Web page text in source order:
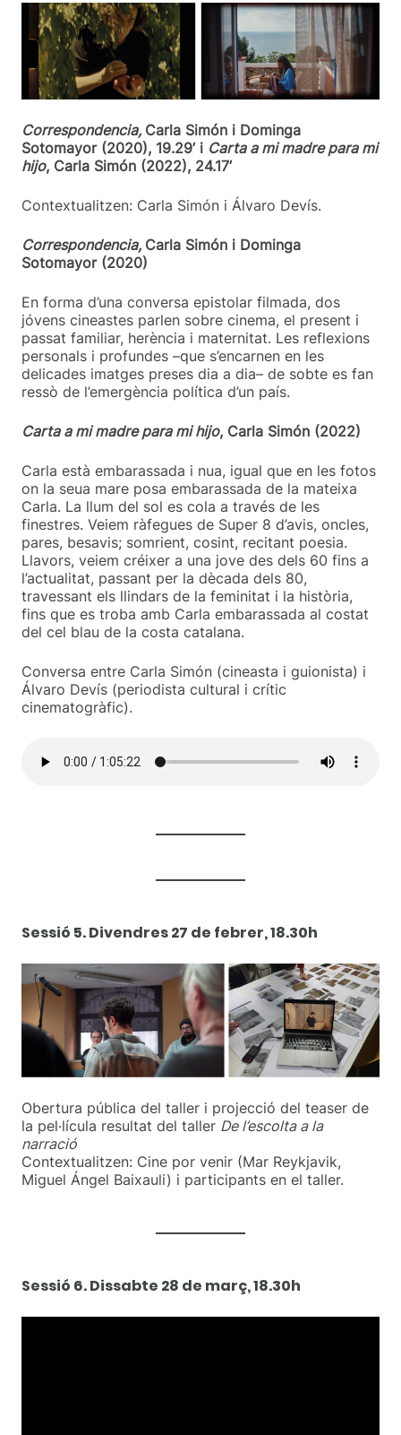
Correspondencia, Carla Simón i Dominga
Sotomayor (2020), 19.29’ i Carta a mi madre para mi
hijo, Carla Simón (2022), 24.17’
Contextualitzen: Carla Simón i Álvaro Devís.
Correspondencia, Carla Simón i Dominga
Sotomayor (2020)
En forma d’una conversa epistolar filmada, dos
jóvens cineastes parlen sobre cinema, el present i
passat familiar, herència i maternitat. Les reflexions
personals i profundes –que s’encarnen en les
delicades imatges preses dia a dia– de sobte es fan
ressò de l’emergència política d’un país.
Carta a mi madre para mi hijo, Carla Simón (2022)
Carla està embarassada i nua, igual que en les fotos
on la seua mare posa embarassada de la mateixa
Carla. La llum del sol es cola a través de les
finestres. Veiem ràfegues de Super 8 d’avis, oncles,
pares, besavis; somrient, cosint, recitant poesia.
Llavors, veiem créixer a una jove des dels 60 fins a
l’actualitat, passant per la dècada dels 80,
travessant els llindars de la feminitat i la història,
fins que es troba amb Carla embarassada al costat
del cel blau de la costa catalana.
Conversa entre Carla Simón (cineasta i guionista) i
Álvaro Devís (periodista cultural i crític
cinematogràfic).
Sessió 5. Divendres27 de febrer, 18.30h
Obertura pública del taller i projecció del teaser de
la pel·lícula resultat del taller De l’escolta a la
narració
Contextualitzen: Cine por venir (Mar Reykjavik,
Miguel Ángel Baixauli) i participants en el taller.
Sessió 6. Dissabte 28 de març, 18.30h